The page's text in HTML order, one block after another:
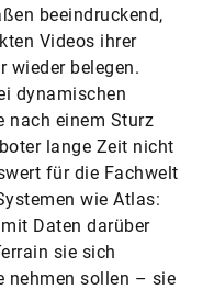
beeindruckend,
Videos ihrer
wieder belegen.
dynamischen
nach einem Sturz
lange Zeit nicht
für die Fachwelt
wie Atlas:
Daten darüber
sie sich
nehmen sollen – sie